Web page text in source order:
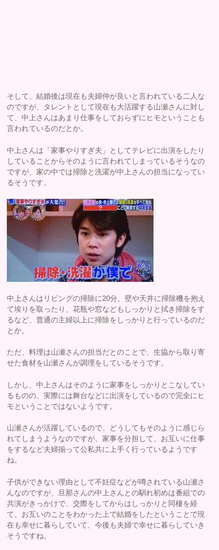
そして、結婚後は現在も夫婦仲が良いと言われている二人な
のですが、タレントとして現在も大活躍する山瀬さんに対し
て、中上さんはあまり仕事をしておらずにヒモということも
言われているのだとか。
中上さんは「家事やりすぎ夫」としてテレビに出演をしたり
していることからそのように言われてしまっているそうなの
ですが、家の中では掃除と洗濯が中上さんの担当になってい
るそうです。
中上さんはリビングの掃除に20分、壁や天井に掃除機を抱え
て埃りを取ったり、花瓶や窓などもしっかりと拭き掃除をす
るなど、普通の主婦以上に掃除をしっかりと行っているのだ
とか。
ただ、料理は山瀬さんの担当だとのことで、生協から取り寄
せた食材を山瀬さんが調理をしているそうです。
しかし、中上さんはそのように家事をしっかりとこなしてい
るものの、実際には舞台などに出演をしているので完全にヒ
モということではないようです。
山瀬さんが活躍しているので、どうしてもそのように感じら
れてしまうようなのですが、家事を分担して、お互いに仕事
をするなど夫婦揃って公私共に上手く行っているようです
ね。
子供ができない理由として不妊症などが噂されている山瀬さ
んなのですが、旦那さんの中上さんとの馴れ初めは番組での
共演がきっかけで、交際をしてからはしっかりと同棲を経
て、お互いのことをわかった上で結婚をしたということで現
在も幸せに暮らしていて、今後も夫婦で幸せに暮らしていき
そうですね。